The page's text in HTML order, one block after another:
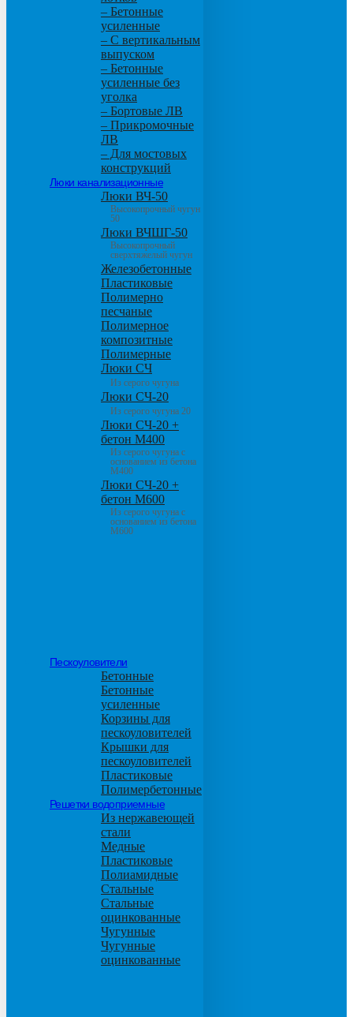
– Бетонные
усиленные
– С вертикальным
выпуском
– Бетонные
усиленные без
уголка
– Бортовые ЛВ
– Прикромочные
ЛВ
– Для мостовых
конструкций
Люки канализационные
Люки ВЧ-50
Высокопрочный чугун
50
Люки ВЧШГ-50
Высокопрочный
сверхтяжелый чугун
Железобетонные
Пластиковые
Полимерно
песчаные
Полимерное
композитные
Полимерные
Люки СЧ
Из серого чугуна
Люки СЧ-20
Из серого чугуна 20
Люки СЧ-20 +
бетон М400
Из серого чугуна с
основанием из бетона
М400
Люки СЧ-20 +
бетон М600
Из серого чугуна с
основанием из бетона
М600
Пескоуловители
Бетонные
Бетонные
усиленные
Корзины для
пескоуловителей
Крышки для
пескоуловителей
Пластиковые
Полимербетонные
Решетки водоприемные
Из нержавеющей
стали
Медные
Пластиковые
Полиамидные
Стальные
Стальные
оцинкованные
Чугунные
Чугунные
оцинкованные